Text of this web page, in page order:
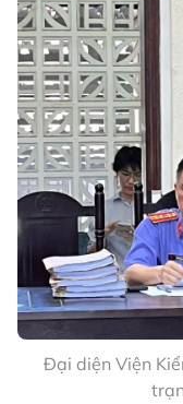
Đại diện Viện